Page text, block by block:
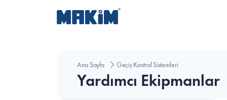
Ana Sayfa Geçiş Kontrol Sistemleri
Yardımcı Ekipmanlar